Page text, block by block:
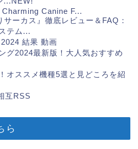
Canine F...
サーカス』徹底レビュー＆FAQ：
テム...
結果 動画
グ2024最新版！大人気おすすめ
オススメ機種5選と見どころを紹
互RSS
ら